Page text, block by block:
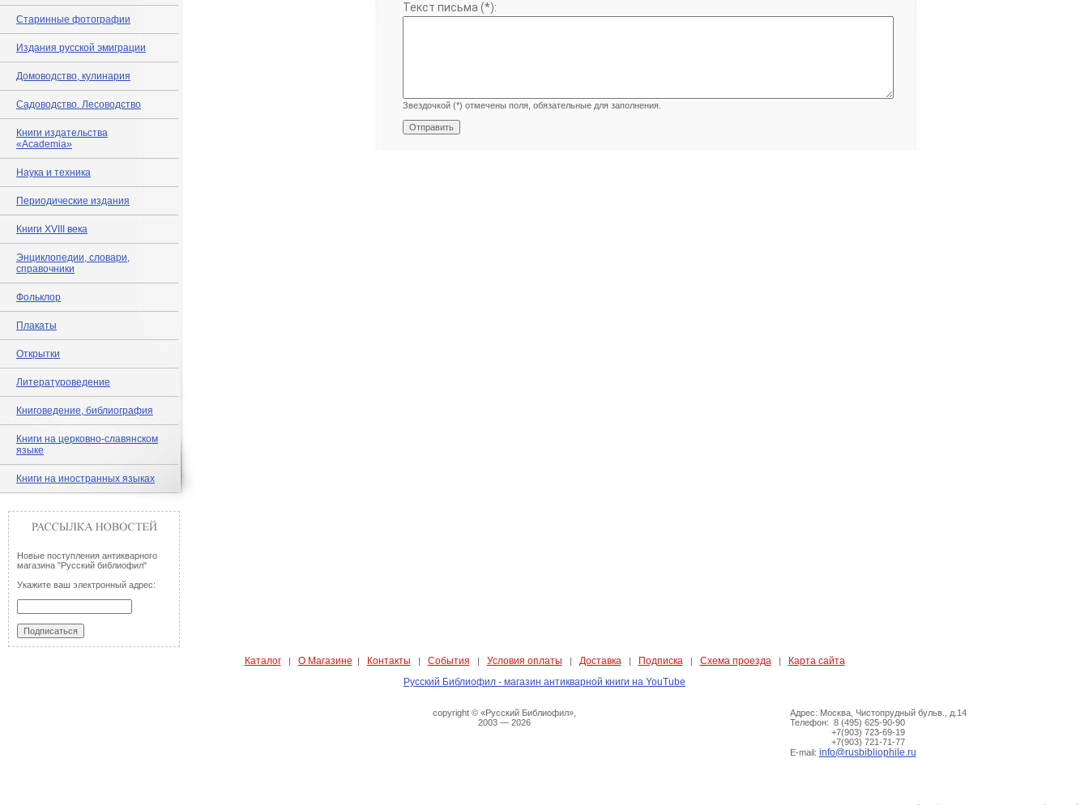
Старинные фотографии
Издания русской эмиграции
Домоводство, кулинария
Садоводство. Лесоводство
Книги издательства
«Academia»
Наука и техника
Периодические издания
Книги XVIII века
Энциклопедии, словари,
справочники
Фольклор
Плакаты
Открытки
Литературоведение
Книговедение, библиография
Книги на церковно-славянском
языке
Книги на иностранных языках
Новые поступления антикварного
магазина "Русский библиофил"
Укажите ваш электронный адрес:
Текст письма (*):
Звездочкой (*) отмечены поля, обязательные для заполнения.
Каталог| О Магазине | Контакты | События | Условия оплаты | Доставка | Подписка | Схема проезда |
Карта сайта
Русский Библиофил - магазин антикварной книги на YouTube
copyright © «Русский Библиофил»,
2003 — 2026
Адрес: Москва, Чистопрудный бульв., д.14
Телефон: 8 (495) 625-90-90
+7(903) 723-69-19
+7(903) 721-71-77
E-mail: info@rusbibliophile.ru